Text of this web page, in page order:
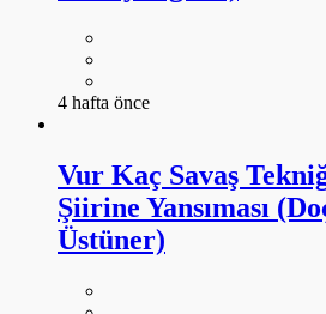
4 hafta önce
Vur Kaç Savaş
Şiirine Yansıması
Üstüner)